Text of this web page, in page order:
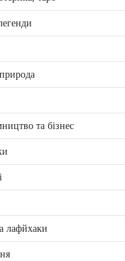
та бізнес
лафйхаки